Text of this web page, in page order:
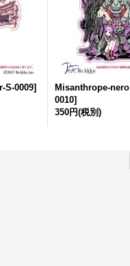
S-0009] Misanthrope-nero
0010]
350円(税別)